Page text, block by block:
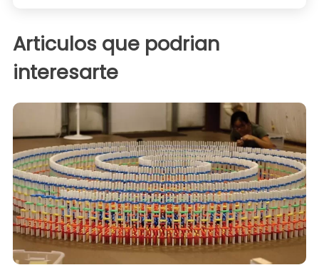
Articulos que podrian
interesarte